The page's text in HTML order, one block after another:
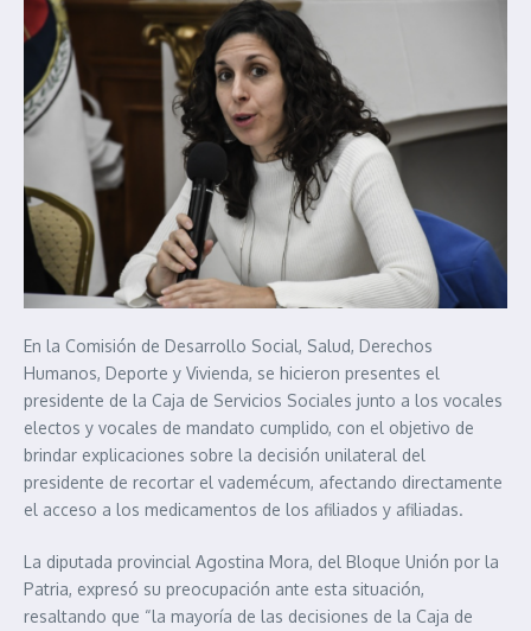
En la Comisión de Desarrollo Social, Salud, Derechos
Humanos, Deporte y Vivienda, se hicieron presentes el
presidente de la Caja de Servicios Sociales junto a los vocales
electos y vocales de mandato cumplido, con el objetivo de
brindar explicaciones sobre la decisión unilateral del
presidente de recortar el vademécum, afectando directamente
el acceso a los medicamentos de los afiliados y afiliadas.
La diputada provincial Agostina Mora, del Bloque Unión por la
Patria, expresó su preocupación ante esta situación,
resaltando que “la mayoría de las decisiones de la Caja de